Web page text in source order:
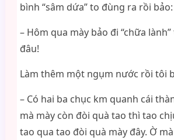
bình “sâm dứa” to đùng ra rồi bảo:
– Hôm qua mày bảo đi “chữa
đâu!
Làm thêm một ngụm nước rồi tôi
– Có hai ba chục km quanh cái
mà mày còn đòi quà tao thì tao
tao qua tao đòi quà mày đây. Ờ